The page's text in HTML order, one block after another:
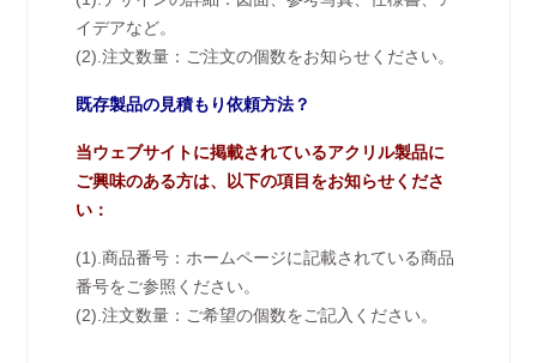
イデアなど。
(2).注文数量：ご注文の個数をお知らせください。
既存製品の見積もり依頼方法？
当ウェブサイトに掲載されているアクリル製品に
ご興味のある方は、以下の項目をお知らせくださ
い：
(1).商品番号：ホームページに記載されている商品
番号をご参照ください。
(2).注文数量：ご希望の個数をご記入ください。